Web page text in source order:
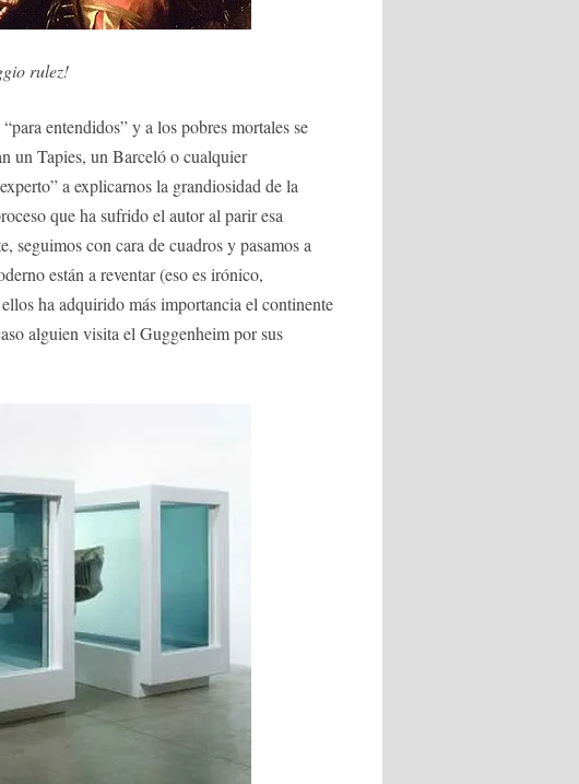
rulez!
entendidos” y a los pobres mortales se
un Tapies, un Barceló o cualquier
a explicarnos la grandiosidad de la
que ha sufrido el autor al parir esa
seguimos con cara de cuadros y pasamos a
están a reventar (eso es irónico,
ha adquirido más importancia el continente
alguien visita el Guggenheim por sus